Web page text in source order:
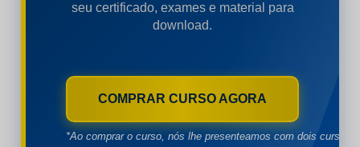
seu certificado, exames e material para
download.
COMPRAR CURSO AGORA
*Ao comprar o curso, nós lhe presenteamos com dois cursos